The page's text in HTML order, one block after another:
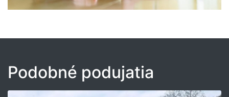
Podobné podujatia